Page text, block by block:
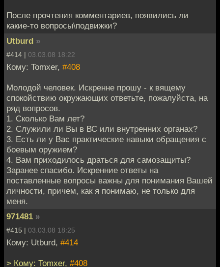
После прочтения комментариев, появились ли
какие-то вопросы\подвижки?
Utburd »
#414 | 03.03.08 18:22
Кому: Tomxer, #408
Молодой человек. Искренне прошу - к вящему
спокойствию окружающих ответьте, пожалуйста, на
ряд вопросов.
1. Сколько Вам лет?
2. Служили ли Вы в ВС или внутренних органах?
3. Есть ли у Вас практические навыки обращения с
боевым оружием?
4. Вам приходилось драться для самозащиты?
Заранее спасибо. Искренние ответы на
поставленные вопросы важны для понимания Вашей
личности, причем, как я понимаю, не только для
меня.
971481 »
#415 | 03.03.08 18:25
Кому: Utburd, #414
> Кому: Tomxer, #408